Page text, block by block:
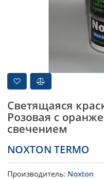
Светящаяся
Розовая с
свечением
NOXTON TERMO
Производитель: Noxton